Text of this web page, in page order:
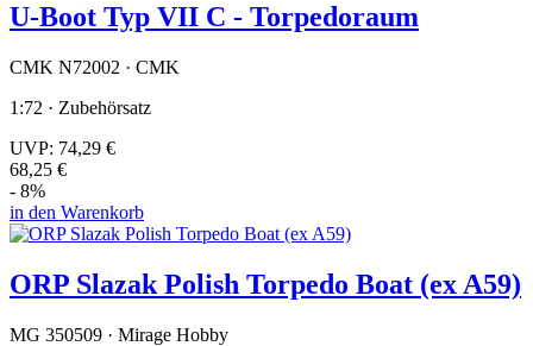
U-Boot Typ VII C - Torpedoraum
CMK N72002 · CMK
1:72 · Zubehörsatz
UVP: 74,29 €
68,25 €
- 8%
in den Warenkorb
ORP Slazak Polish Torpedo Boat (ex A59)
MG 350509 · Mirage Hobby